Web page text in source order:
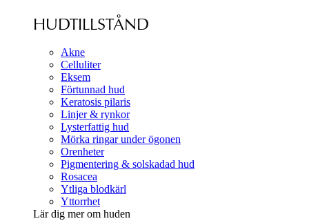
HUDTILLSTÅND
Akne
Celluliter
Eksem
Förtunnad hud
Keratosis pilaris
Linjer & rynkor
Lysterfattig hud
Mörka ringar under ögonen
Orenheter
Pigmentering & solskadad hud
Rosacea
Ytliga blodkärl
Yttorrhet
Lär dig mer om huden